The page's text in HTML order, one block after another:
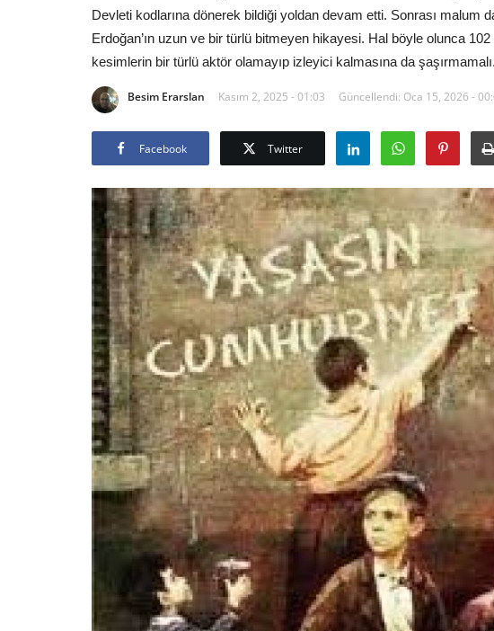
Devleti kodlarına dönerek bildiği yoldan devam etti. Sonrası malum
Erdoğan’ın uzun ve bir türlü bitmeyen hikayesi. Hal böyle olunca
kesimlerin bir türlü aktör olamayıp izleyici kalmasına da şaşırmamalı.
Besim Erarslan Kasım 2, 2025 - 01:03 Güncellendi: Oca 15, 2026 -
Facebook Twitter